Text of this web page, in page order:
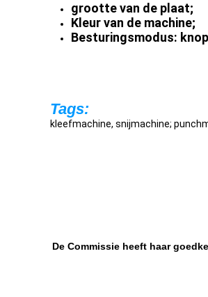
grootte van de plaat;
Kleur van de machine;
Besturingsmodus:
Tags:
kleefmachine, snijmachine;
De Commissie heeft haar